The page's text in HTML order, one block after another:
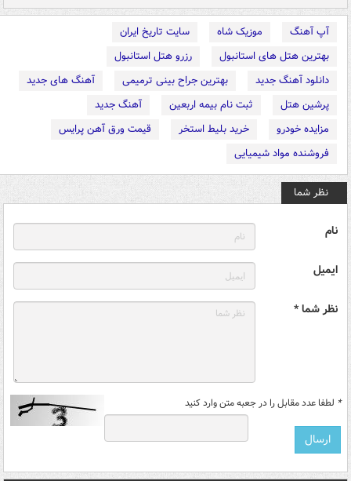
آپ آهنگ موزیک شاه
سایت تاریخ ایران
بهترین هتل های استانبول
رزرو هتل استانبول
دانلود آهنگ جدید
بهترین جراح بینی ترمیمی
آهنگ های جدید
پرشین هتل
ثبت نام بیمه اربعین
آهنگ جدید
مزایده خودرو
خرید بلیط استخر
قیمت ورق آهن پرایس
فروشنده مواد شیمیایی
نظر شما
نام
ایمیل
نظر شما *
* لطفا عدد مقابل را در جعبه متن وارد کنید